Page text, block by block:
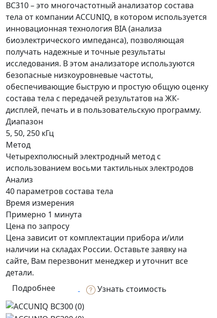
BC310 – это многочастотный анализатор состава
тела от компании ACCUNIQ, в котором используется
инновационная технология BIA (анализа
биоэлектрического импеданса), позволяющая
получать надежные и точные результаты
исследования. В этом анализаторе используются
безопасные низкоуровневые частоты,
обеспечивающие быструю и простую общую оценку
состава тела с передачей результатов на ЖК-
дисплей, печать и в пользовательскую программу.
Диапазон
5, 50, 250 кГц
Метод
Четырехполюсный электродный метод с
использованием восьми тактильных электродов
Анализ
40 параметров состава тела
Время измерения
Примерно 1 минута
Цена по запросу
Цена зависит от комплектации прибора и/или
наличии на складах России. Оставьте заявку на
сайте, Вам перезвонит менеджер и уточнит все
детали.
Подробнее
Узнать стоимость